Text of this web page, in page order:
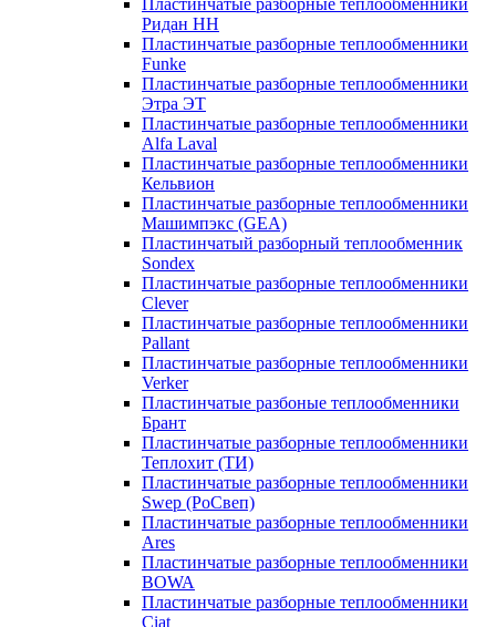
Пластинчатые разборные теплообменники
Ридан НН
Пластинчатые разборные теплообменники
Funke
Пластинчатые разборные теплообменники
Этра ЭТ
Пластинчатые разборные теплообменники
Alfa Laval
Пластинчатые разборные теплообменники
Кельвион
Пластинчатые разборные теплообменники
Машимпэкс (GEA)
Пластинчатый разборный теплообменник
Sondex
Пластинчатые разборные теплообменники
Clever
Пластинчатые разборные теплообменники
Pallant
Пластинчатые разборные теплообменники
Verker
Пластинчатые разбоные теплообменники
Брант
Пластинчатые разборные теплообменники
Теплохит (ТИ)
Пластинчатые разборные теплообменники
Swep (РоСвеп)
Пластинчатые разборные теплообменники
Ares
Пластинчатые разборные теплообменники
BOWA
Пластинчатые разборные теплообменники
Ciat